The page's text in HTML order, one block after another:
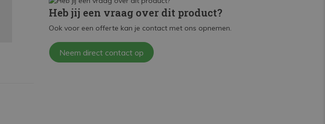
Heb jij een vraag over dit product?
Ook voor een offerte kan je contact met ons opnemen.
Neem direct contact op